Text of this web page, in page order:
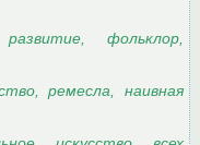
фольклор,
ремесла, наивная